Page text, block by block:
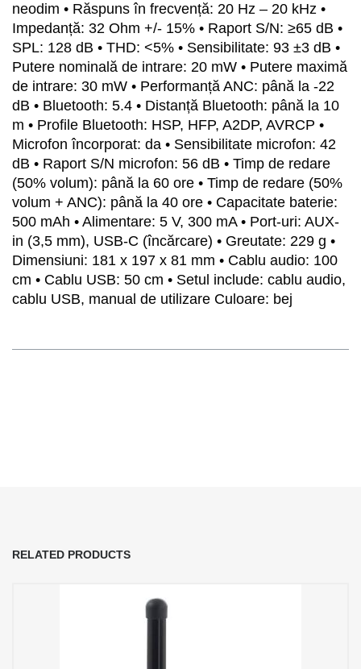
neodim • Răspuns în frecvență: 20 Hz – 20 kHz •
Impedanță: 32 Ohm +/- 15% • Raport S/N: ≥65 dB •
SPL: 128 dB • THD: <5% • Sensibilitate: 93 ±3 dB •
Putere nominală de intrare: 20 mW • Putere maximă
de intrare: 30 mW • Performanță ANC: până la -22
dB • Bluetooth: 5.4 • Distanță Bluetooth: până la 10
m • Profile Bluetooth: HSP, HFP, A2DP, AVRCP •
Microfon încorporat: da • Sensibilitate microfon: 42
dB • Raport S/N microfon: 56 dB • Timp de redare
(50% volum): până la 60 ore • Timp de redare (50%
volum + ANC): până la 40 ore • Capacitate baterie:
500 mAh • Alimentare: 5 V, 300 mA • Port-uri: AUX-
in (3,5 mm), USB-C (încărcare) • Greutate: 229 g •
Dimensiuni: 181 x 197 x 81 mm • Cablu audio: 100
cm • Cablu USB: 50 cm • Setul include: cablu audio,
cablu USB, manual de utilizare Culoare: bej
RELATED PRODUCTS